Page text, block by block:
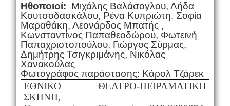
Ηθοποιοί: Μιχάλης Βαλάσογλου, Λήδα
Κουτσοδασκάλου, Ρένα Κυπριώτη, Σοφία
Μαραθάκη, Λεονάρδος Μπατής ,
Κωνσταντίνος Παπαθεοδώρου, Φωτεινή
Παπαχριστοπούλου, Γιώργος Σύρμας,
Δημήτρης Τσιγκριμάνης, Νικόλας
Χανακούλας
Φωτογράφος παράστασης: Κάρολ Τζάρεκ
ΕΘΝΙΚΟ ΘΕΑΤΡΟ-ΠΕΙΡΑΜΑΤΙΚΗ
ΣΚΗΝΗ,